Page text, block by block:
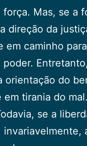
Mas, se a
direção da
em caminho
poder.
orientação do
em tirania do
se a
invariavelmente,